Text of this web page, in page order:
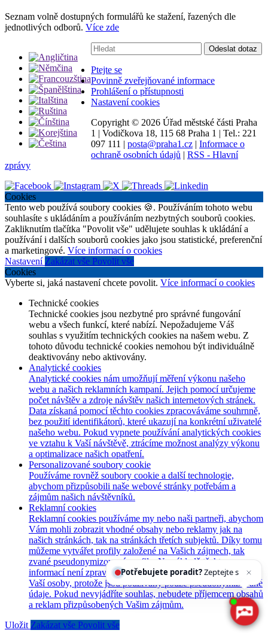
Seznam volně dostupných formulářů ke stažení, řazených dle
jednotlivých odborů. Více zde
Vyhledávání:
Odeslat dotaz
Ptejte se
Povinně zveřejňované informace
Prohlášení o přístupnosti
Nastavení cookies
Copyright © 2026 Úřad městské části Praha
1 | Vodičkova 18, 115 68 Praha 1 | Tel.: 221
097 111 | posta@praha1.cz | Informace o
ochraně osobních údajů | RSS - Hlavní
zprávy
Cookies
Tento web používá soubory cookies 🍪. Používáním tohoto webu
souhlasíte s ukládáním a používáním nezbytných souborů cookies.
Zakliknutím tlačítka "Povolit vše" udělujete souhlas k ukládání a
používání i dalších souborů cookies jako jsou statistické, preferenční
a marketingové. Více informací o cookies
Nastavení Zakázat vše Povolit vše
Cookies
Vyberte si, jaká nastavení chcete povolit. Více informací o cookies
Technické cookies
Technické cookies jsou nezbytné pro správné fungování
webu a všech funkcí, které nabízí. Nepožadujeme Váš
souhlas s využitím technických cookies na našem webu. Z
tohoto důvodu technické cookies nemohou být individuálně
deaktivovány nebo aktivovány.
Analytické cookies
Analytické cookies nám umožňují měření výkonu našeho
webu a našich reklamních kampaní. Jejich pomocí určujeme
počet návštěv a zdroje návštěv našich internetových stránek.
Data získaná pomocí těchto cookies zpracováváme souhrnně,
bez použití identifikátorů, které ukazují na konkrétní uživatelé
našeho webu. Pokud vypnete používání analytických cookies
ve vztahu k Vaší návštěvě, ztrácíme možnost analýzy výkonu
a optimalizace našich opatření.
Personalizované soubory cookie
Používáme rovněž soubory cookie a další technologie,
abychom přizpůsobili naše webové stránky potřebám a
zájmům našich návštěvníků.
Reklamní cookies
Reklamní cookies používáme my nebo naši partneři, abychom
Vám mohli zobrazit vhodné obsahy nebo reklamy jak na
našich stránkách, tak na stránkách třetích subjektů. Díky tomu
můžeme vytvářet profily založené na Vašich zájmech, tak
zvané pseudonymizované profily. Na základě těchto
informací není zpravidla možná bezprostřední identifikace
Vaší osoby, protože jsou používány pouze pseudonymizované
údaje. Pokud nevyjádříte souhlas, nebudete příjemcem obsahů
a reklam přizpůsobených Vašim zájmům.
Uložit Zakázat vše Povolit vše
Potřebujete poradit?Zeptejte se našeho asistenta